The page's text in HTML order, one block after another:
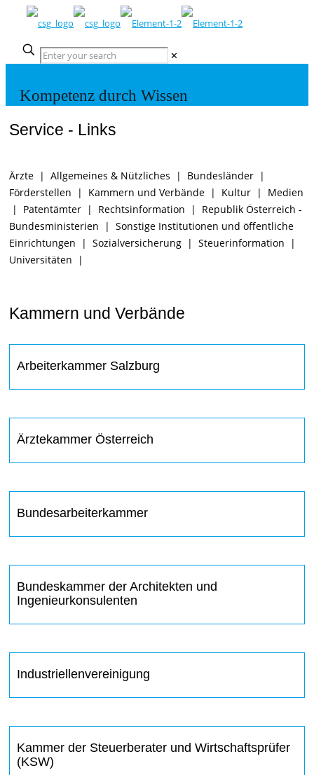
✕
Kompetenz durch Wissen
Service - Links
Ärzte | Allgemeines & Nützliches | Bundesländer |
Förderstellen | Kammern und Verbände | Kultur | Medien
| Patentämter | Rechtsinformation | Republik Österreich -
Bundesministerien | Sonstige Institutionen und öffentliche
Einrichtungen | Sozialversicherung | Steuerinformation |
Universitäten |
Kammern und Verbände
Arbeiterkammer Salzburg
Ärztekammer Österreich
Bundesarbeiterkammer
Bundeskammer der Architekten und
Ingenieurkonsulenten
Industriellenvereinigung
Kammer der Steuerberater und Wirtschaftsprüfer
(KSW)